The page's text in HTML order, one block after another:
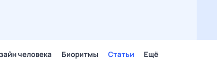
человека Биоритмы Статьи Ещё